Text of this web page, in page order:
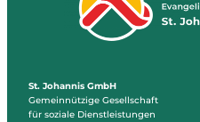
St. Johannis GmbH
Gemeinnützige Gesellschaft
für soziale Dienstleistungen